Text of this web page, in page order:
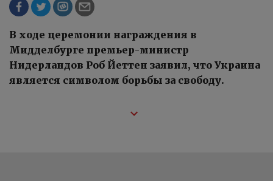
В ходе церемонии награждения в
Мидделбурге премьер-министр
Нидерландов Роб Йеттен заявил, что Украина
является символом борьбы за свободу.